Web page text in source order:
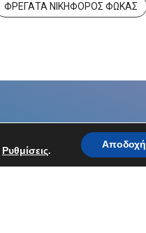
ΦΡΕΓΑΤΑ ΝΙΚΗΦΟΡΟΣ ΦΩΚΑΣ
Ρυθμίσεις. Αποδοχή